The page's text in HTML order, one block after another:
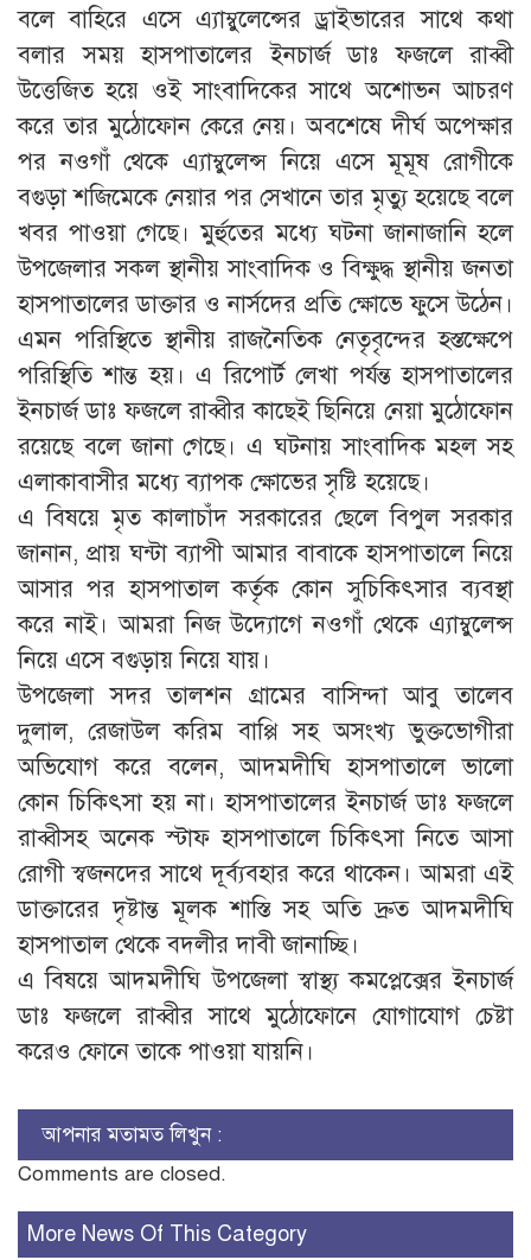
বলে বাহিরে এসে এ্যাম্বুলেন্সের ড্রাইভারের সাথে কথা
বলার সময় হাসপাতালের ইনচার্জ ডাঃ ফজলে রাব্বী
উত্তেজিত হয়ে ওই সাংবাদিকের সাথে অশোভন আচরণ
করে তার মুঠোফোন কেরে নেয়। অবশেষে দীর্ঘ অপেক্ষার
পর নওগাঁ থেকে এ্যাম্বুলেন্স নিয়ে এসে মূমূষ রোগীকে
বগুড়া শজিমেকে নেয়ার পর সেখানে তার মৃত্যু হয়েছে বলে
খবর পাওয়া গেছে। মুর্হুতের মধ্যে ঘটনা জানাজানি হলে
উপজেলার সকল স্থানীয় সাংবাদিক ও বিক্ষুদ্ধ স্থানীয় জনতা
হাসপাতালের ডাক্তার ও নার্সদের প্রতি ক্ষোভে ফুসে উঠেন।
এমন পরিস্থিতে স্থানীয় রাজনৈতিক নেতৃবৃন্দের হস্তক্ষেপে
পরিস্থিতি শান্ত হয়। এ রিপোর্ট লেখা পর্যন্ত হাসপাতালের
ইনচার্জ ডাঃ ফজলে রাব্বীর কাছেই ছিনিয়ে নেয়া মুঠোফোন
রয়েছে বলে জানা গেছে। এ ঘটনায় সাংবাদিক মহল সহ
এলাকাবাসীর মধ্যে ব্যাপক ক্ষোভের সৃষ্টি হয়েছে।
এ বিষয়ে মৃত কালাচাঁদ সরকারের ছেলে বিপুল সরকার
জানান, প্রায় ঘন্টা ব্যাপী আমার বাবাকে হাসপাতালে নিয়ে
আসার পর হাসপাতাল কর্তৃক কোন সুচিকিৎসার ব্যবস্থা
করে নাই। আমরা নিজ উদ্যোগে নওগাঁ থেকে এ্যাম্বুলেন্স
নিয়ে এসে বগুড়ায় নিয়ে যায়।
উপজেলা সদর তালশন গ্রামের বাসিন্দা আবু তালেব
দুলাল, রেজাউল করিম বাপ্পি সহ অসংখ্য ভুক্তভোগীরা
অভিযোগ করে বলেন, আদমদীঘি হাসপাতালে ভালো
কোন চিকিৎসা হয় না। হাসপাতালের ইনচার্জ ডাঃ ফজলে
রাব্বীসহ অনেক স্টাফ হাসপাতালে চিকিৎসা নিতে আসা
রোগী স্বজনদের সাথে দূর্ব্যবহার করে থাকেন। আমরা এই
ডাক্তারের দৃষ্টান্ত মূলক শাস্তি সহ অতি দ্রুত আদমদীঘি
হাসপাতাল থেকে বদলীর দাবী জানাচ্ছি।
এ বিষয়ে আদমদীঘি উপজেলা স্বাস্থ্য কমপ্লেক্সের ইনচার্জ
ডাঃ ফজলে রাব্বীর সাথে মুঠোফোনে যোগাযোগ চেষ্টা
করেও ফোনে তাকে পাওয়া যায়নি।
আপনার মতামত লিখুন :
Comments are closed.
More News Of This Category